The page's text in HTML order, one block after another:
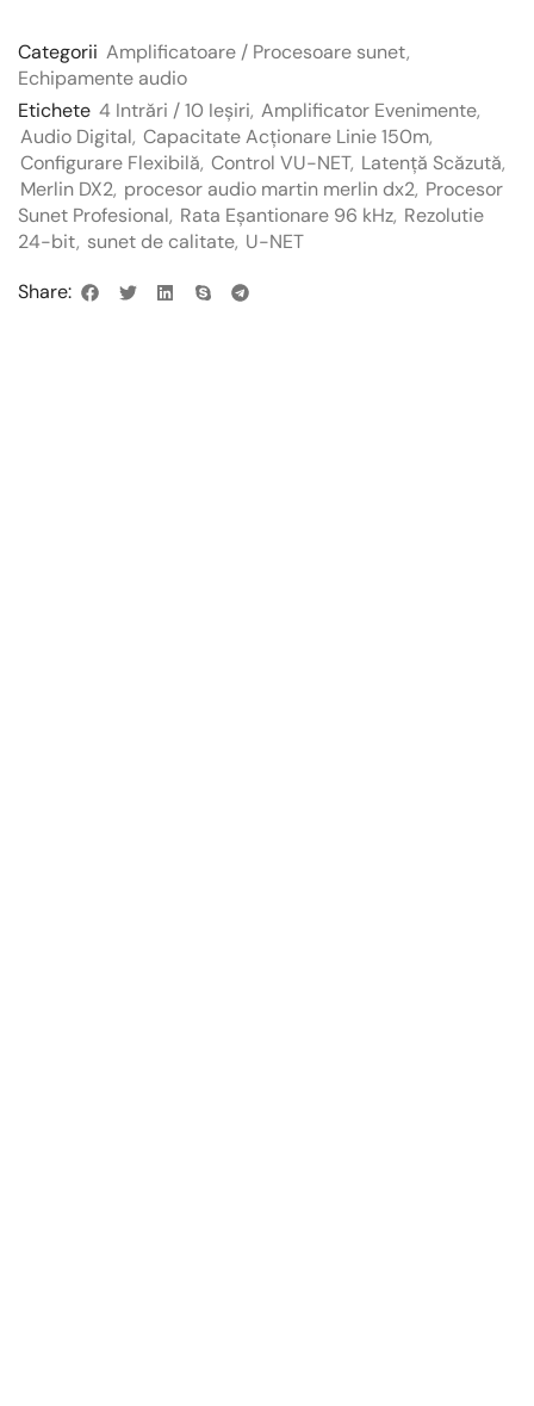
Categorii Amplificatoare / Procesoare sunet,
Echipamente audio
Etichete 4 Intrări / 10 Ieșiri, Amplificator Evenimente,
Audio Digital, Capacitate Acționare Linie 150m,
Configurare Flexibilă, Control VU-NET, Latență Scăzută,
Merlin DX2, procesor audio martin merlin dx2, Procesor
Sunet Profesional, Rata Eșantionare 96 kHz, Rezolutie
24-bit, sunet de calitate, U-NET
Share: